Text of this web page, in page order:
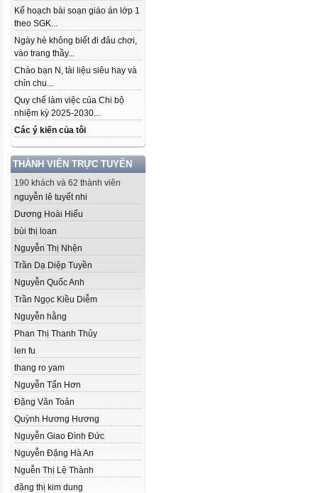
Kế hoạch bài soạn giáo án lớp 1
theo SGK...
Ngày hè không biết đi đâu chơi,
vào trang thầy...
Chào bạn N, tài liệu siêu hay và
chỉn chu...
Quy chế làm việc của Chi bộ
nhiệm kỳ 2025-2030...
Các ý kiến của tôi
THÀNH VIÊN TRỰC TUYẾN
190 khách và 62 thành viên
nguyễn lê tuyết nhi
Dương Hoài Hiếu
bùi thị loan
Nguyễn Thị Nhện
Trần Dạ Diệp Tuyền
Nguyễn Quốc Anh
Trần Ngọc Kiều Diễm
Nguyễn hằng
Phan Thị Thanh Thủy
len fu
thang ro yam
Nguyễn Tấn Hơn
Đặng Văn Toản
Quỳnh Hương Hương
Nguyễn Giao Đình Đức
Nguyễn Đặng Hà An
Nguễn Thị Lệ Thành
đặng thị kim dung